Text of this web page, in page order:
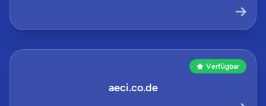
Verfügbar
aeci.co.de